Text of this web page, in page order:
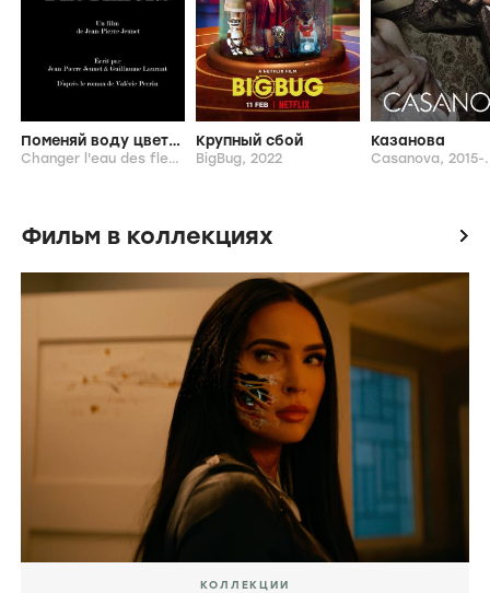
Поменяй воду цветам
Changer l'eau des fleurs, 2026
Крупный сбой
BigBug, 2022
Казанова
Casanova, 2015-
Фильм в коллекциях icon
КОЛЛЕКЦИИ